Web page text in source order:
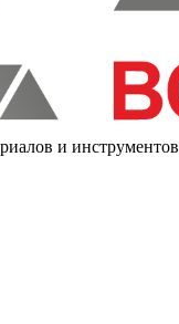
и инструментов